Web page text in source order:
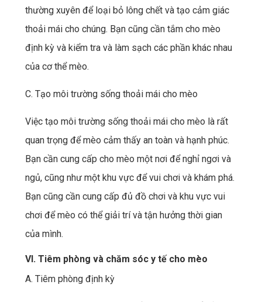
thường xuyên để loại bỏ lông chết và tạo cảm giác
thoải mái cho chúng. Bạn cũng cần tắm cho mèo
định kỳ và kiểm tra và làm sạch các phần khác nhau
của cơ thể mèo.
C. Tạo môi trường sống thoải mái cho mèo
Việc tạo môi trường sống thoải mái cho mèo là rất
quan trọng để mèo cảm thấy an toàn và hạnh phúc.
Bạn cần cung cấp cho mèo một nơi để nghỉ ngơi và
ngủ, cũng như một khu vực để vui chơi và khám phá.
Bạn cũng cần cung cấp đủ đồ chơi và khu vực vui
chơi để mèo có thể giải trí và tận hưởng thời gian
của mình.
VI. Tiêm phòng và chăm sóc y tế cho mèo
A. Tiêm phòng định kỳ